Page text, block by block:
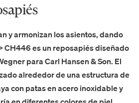
y armonizan los asientos, dando
CH446 es un reposapiés diseñado
para Carl Hansen & Son. El
alrededor de una estructura de
con patas en acero inoxidable y